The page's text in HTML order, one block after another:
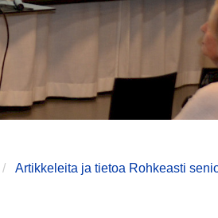
Artikkeleita ja tietoa Rohkeasti